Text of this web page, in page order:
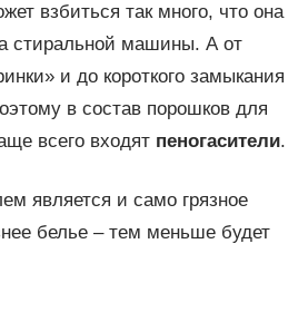
взбиться так много, что она
стиральной машины. А от
и до короткого замыкания
в состав порошков для
всего входят пеногасители.
является и само грязное
белье – тем меньше будет